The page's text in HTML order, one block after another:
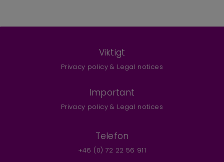
Viktigt
Privacy policy & Legal notices
Important
Privacy policy & Legal notices
Telefon
+46 (0) 72 22 56 911